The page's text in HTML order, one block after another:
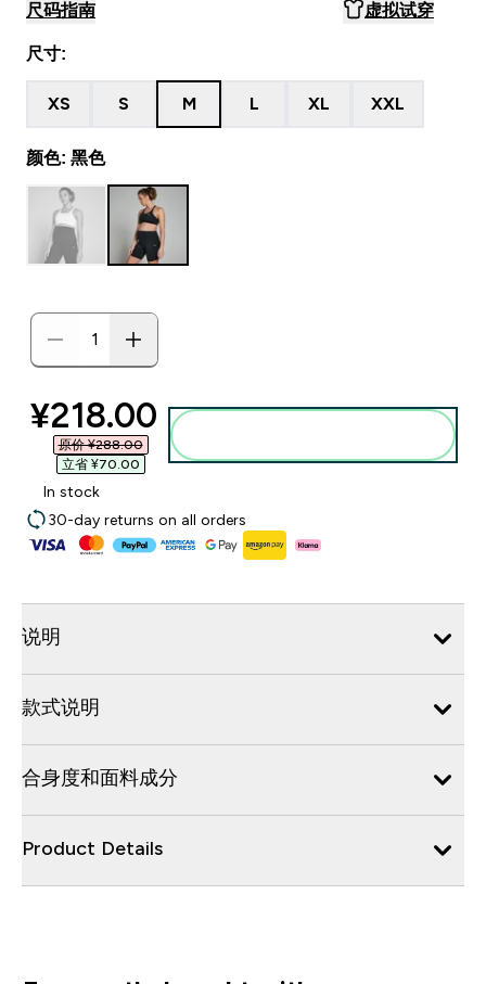
尺码指南 虚拟试穿
尺寸:
XS S M L XL XXL
颜色: 黑色
discounted price
¥218.00‎
原价 ¥288.00‎
立省 ¥70.00‎
In stock
30-day returns on all orders
说明
款式说明
合身度和面料成分
Product Details